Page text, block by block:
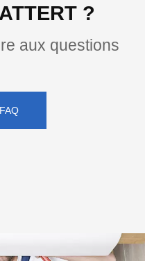
?
aux questions